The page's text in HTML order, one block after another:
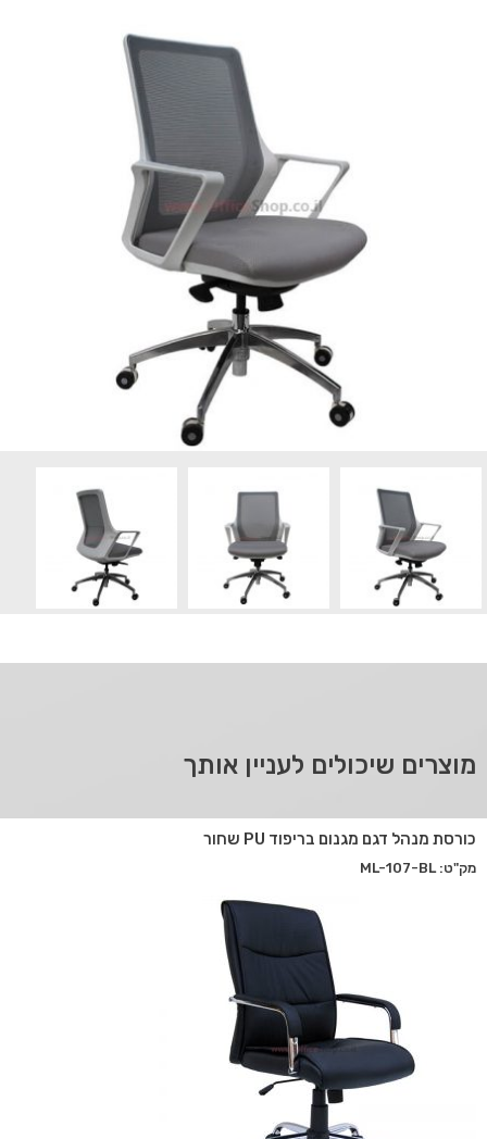
מוצרים שיכולים לעניין אותך
כורסת מנהל דגם מגנום בריפוד PU שחור
מק"ט: ML-107-BL